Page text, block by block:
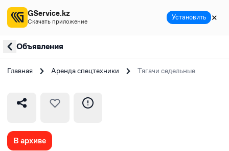
Объявления
Главная Аренда спецтехники Тягачи седельные
В архиве
GService.kz
Скачать приложение Установить ✕